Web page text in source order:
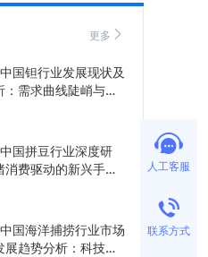
更多
国钽行业发展现状及
：需求曲线陡峭与供
的博弈加剧「图」
国拼豆行业深度研
消费驱动的新兴手工
国海洋捕捞行业市场
展趋势分析：科技赋
人工客服
联系方式